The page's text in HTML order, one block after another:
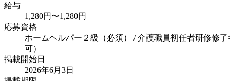
給与
1,280円〜1,280円
応募資格
ホームヘルパー２級（必須） / 介護職員初任者研修修
可）
掲載開始日
2026年6月3日